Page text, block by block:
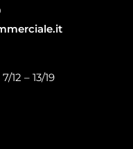
12 – 13/19